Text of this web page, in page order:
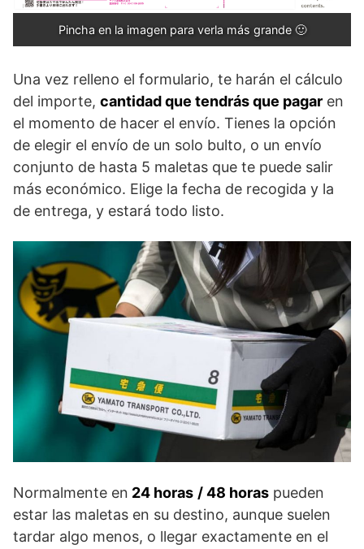
Pincha en la imagen para verla más grande 🙂
Una vez relleno el formulario, te harán el cálculo
del importe, cantidad que tendrás que pagar en
el momento de hacer el envío. Tienes la opción
de elegir el envío de un solo bulto, o un envío
conjunto de hasta 5 maletas que te puede salir
más económico. Elige la fecha de recogida y la
de entrega, y estará todo listo.
Normalmente en 24 horas / 48 horas pueden
estar las maletas en su destino, aunque suelen
tardar algo menos, o llegar exactamente en el